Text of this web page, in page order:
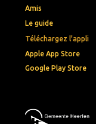
Téléchargez l'appli
Apple App Store
Google Play Store
Amis
Le guide